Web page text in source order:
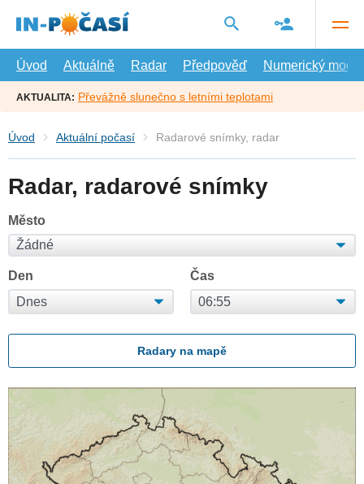
hlavní
Úvod
Aktuálně Radar Předpověď Numerický model
AKTUALITA: Převážně slunečno s letními teplotami
Úvod Aktuální počasí Radarové snímky, radar
Radar, radarové snímky
Město
Den Čas
Radary na mapě